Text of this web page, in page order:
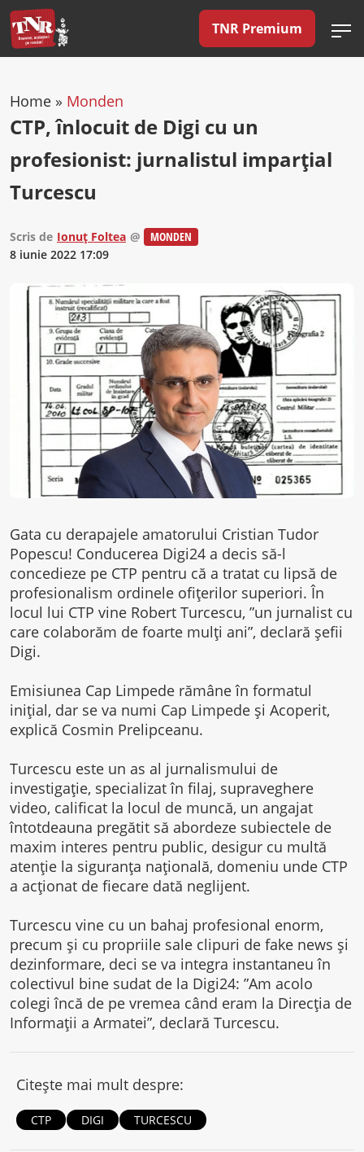
TNR Premium
Home » Monden
CTP, înlocuit de Digi cu un
profesionist: jurnalistul imparțial
Turcescu
Scris de Ionuț Foltea @
MONDEN
8 iunie 2022 17:09
Gata cu derapajele amatorului Cristian Tudor
Popescu! Conducerea Digi24 a decis să-l
concedieze pe CTP pentru că a tratat cu lipsă de
profesionalism ordinele ofițerilor superiori. În
locul lui CTP vine Robert Turcescu, ”un jurnalist cu
care colaborăm de foarte mulți ani”, declară șefii
Digi.
Emisiunea Cap Limpede rămâne în formatul
inițial, dar se va numi Cap Limpede și Acoperit,
explică Cosmin Prelipceanu.
Turcescu este un as al jurnalismului de
investigație, specializat în filaj, supraveghere
video, calificat la locul de muncă, un angajat
întotdeauna pregătit să abordeze subiectele de
maxim interes pentru public, desigur cu multă
atenție la siguranța națională, domeniu unde CTP
a acționat de fiecare dată neglijent.
Turcescu vine cu un bahaj profesional enorm,
precum și cu propriile sale clipuri de fake news și
dezinformare, deci se va integra instantaneu în
colectivul bine sudat de la Digi24: ”Am acolo
colegi încă de pe vremea când eram la Direcția de
Informații a Armatei”, declară Turcescu.
Citește mai mult despre:
CTP DIGI TURCESCU